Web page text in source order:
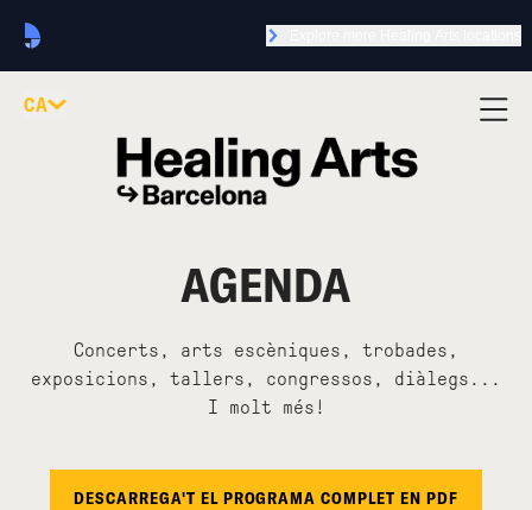
CA
AGENDA
Concerts, arts escèniques, trobades,
exposicions, tallers, congressos, diàlegs...
I molt més!
DESCARREGA'T EL PROGRAMA COMPLET EN PDF